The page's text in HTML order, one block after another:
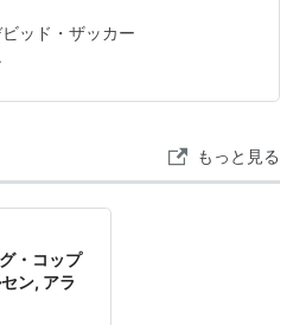
はどうしようもないものばか
察署に所属する科学者と見ら
、落書き犯はその壁の装置が作
置なら、現実でも実装出来そう
た時…
ッド・ザッカー
もっと見る
・コップ
ン, アラ